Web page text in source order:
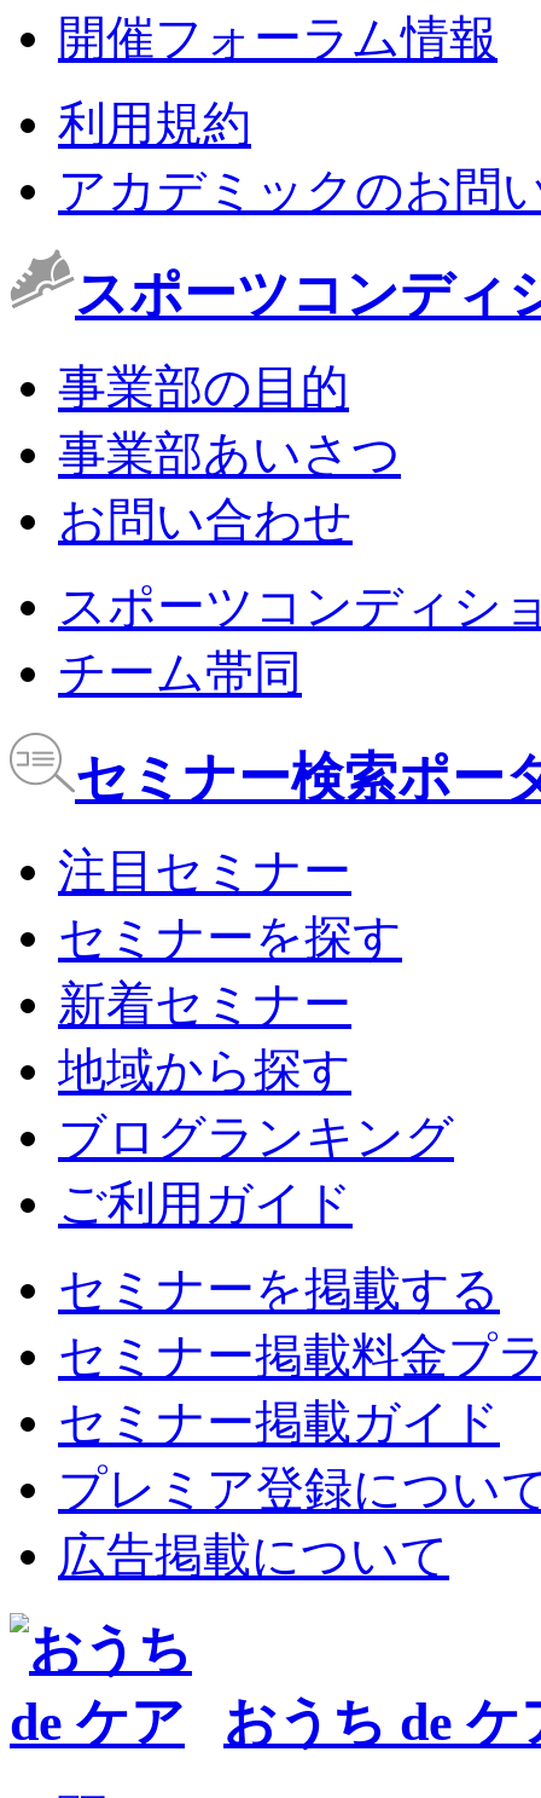
開催フォーラム情報
利用規約
アカデミックのお問
スポーツコンディ
事業部の目的
事業部あいさつ
お問い合わせ
スポーツコンディシ
チーム帯同
セミナー検索ポー
注目セミナー
セミナーを探す
新着セミナー
地域から探す
ブログランキング
ご利用ガイド
セミナーを掲載する
セミナー掲載料金プ
セミナー掲載ガイド
プレミア登録につい
広告掲載について
おうち de ケ